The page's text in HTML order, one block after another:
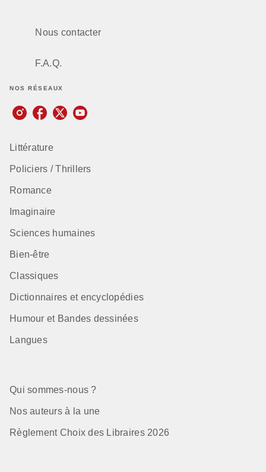
Nous contacter
F.A.Q.
NOS RÉSEAUX
Littérature
Policiers / Thrillers
Romance
Imaginaire
Sciences humaines
Bien-être
Classiques
Dictionnaires et encyclopédies
Humour et Bandes dessinées
Langues
Qui sommes-nous ?
Nos auteurs à la une
Règlement Choix des Libraires 2026